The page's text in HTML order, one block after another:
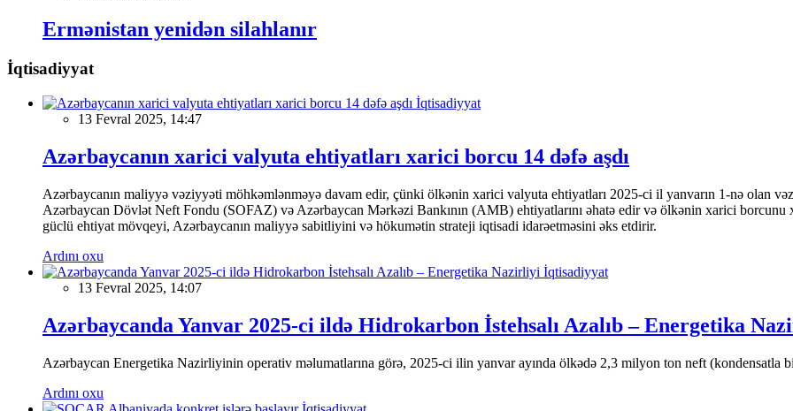
Ermənistan yenidən silahlanır
İqtisadiyyat
İqtisadiyyat
13 Fevral 2025, 14:47
Azərbaycanın xarici valyuta ehtiyatları xarici borcu 14 dəfə aşdı
Azərbaycanın maliyyə vəziyyəti möhkəmlənməyə davam edir, çünki ölkənin xarici valyuta ehtiyatları 2025-ci il yanvarın 1-nə olan
Azərbaycan Dövlət Neft Fondu (SOFAZ) və Azərbaycan Mərkəzi Bankının (AMB) ehtiyatlarını əhatə edir və ölkənin xarici
güclü ehtiyat mövqeyi, Azərbaycanın maliyyə sabitliyini və hökumətin strateji iqtisadi idarəetməsini əks etdirir.
Ardını oxu
İqtisadiyyat
13 Fevral 2025, 14:07
Azərbaycanda Yanvar 2025-ci ildə Hidrokarbon İstehsalı Azalıb – Energetika
Azərbaycan Energetika Nazirliyinin operativ məlumatlarına görə, 2025-ci ilin yanvar ayında ölkədə 2,3 milyon ton neft (kondensatla
Ardını oxu